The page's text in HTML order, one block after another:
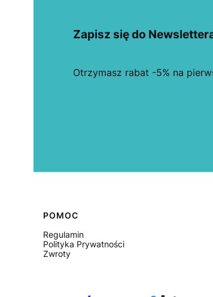
Zapisz się do
Otrzymasz rabat -5% na
Linki w stopce
POMOC
Regulamin
Polityka Prywatności
Zwroty